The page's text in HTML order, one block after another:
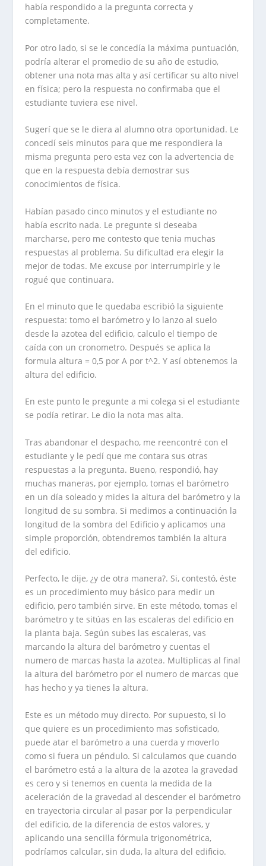
había respondido a la pregunta correcta y
completamente.
Por otro lado, si se le concedía la máxima puntuación,
podría alterar el promedio de su año de estudio,
obtener una nota mas alta y así certificar su alto nivel
en física; pero la respuesta no confirmaba que el
estudiante tuviera ese nivel.
Sugerí que se le diera al alumno otra oportunidad. Le
concedí seis minutos para que me respondiera la
misma pregunta pero esta vez con la advertencia de
que en la respuesta debía demostrar sus
conocimientos de física.
Habían pasado cinco minutos y el estudiante no
había escrito nada. Le pregunte si deseaba
marcharse, pero me contesto que tenia muchas
respuestas al problema. Su dificultad era elegir la
mejor de todas. Me excuse por interrumpirle y le
rogué que continuara.
En el minuto que le quedaba escribió la siguiente
respuesta: tomo el barómetro y lo lanzo al suelo
desde la azotea del edificio, calculo el tiempo de
caída con un cronometro. Después se aplica la
formula altura = 0,5 por A por t^2. Y así obtenemos la
altura del edificio.
En este punto le pregunte a mi colega si el estudiante
se podía retirar. Le dio la nota mas alta.
Tras abandonar el despacho, me reencontré con el
estudiante y le pedí que me contara sus otras
respuestas a la pregunta. Bueno, respondió, hay
muchas maneras, por ejemplo, tomas el barómetro
en un día soleado y mides la altura del barómetro y la
longitud de su sombra. Si medimos a continuación la
longitud de la sombra del Edificio y aplicamos una
simple proporción, obtendremos también la altura
del edificio.
Perfecto, le dije, ¿y de otra manera?. Si, contestó, éste
es un procedimiento muy básico para medir un
edificio, pero también sirve. En este método, tomas el
barómetro y te sitúas en las escaleras del edificio en
la planta baja. Según subes las escaleras, vas
marcando la altura del barómetro y cuentas el
numero de marcas hasta la azotea. Multiplicas al final
la altura del barómetro por el numero de marcas que
has hecho y ya tienes la altura.
Este es un método muy directo. Por supuesto, si lo
que quiere es un procedimiento mas sofisticado,
puede atar el barómetro a una cuerda y moverlo
como si fuera un péndulo. Si calculamos que cuando
el barómetro está a la altura de la azotea la gravedad
es cero y si tenemos en cuenta la medida de la
aceleración de la gravedad al descender el barómetro
en trayectoria circular al pasar por la perpendicular
del edificio, de la diferencia de estos valores, y
aplicando una sencilla fórmula trigonométrica,
podríamos calcular, sin duda, la altura del edificio.